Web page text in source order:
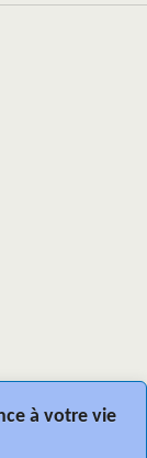
à votre vie